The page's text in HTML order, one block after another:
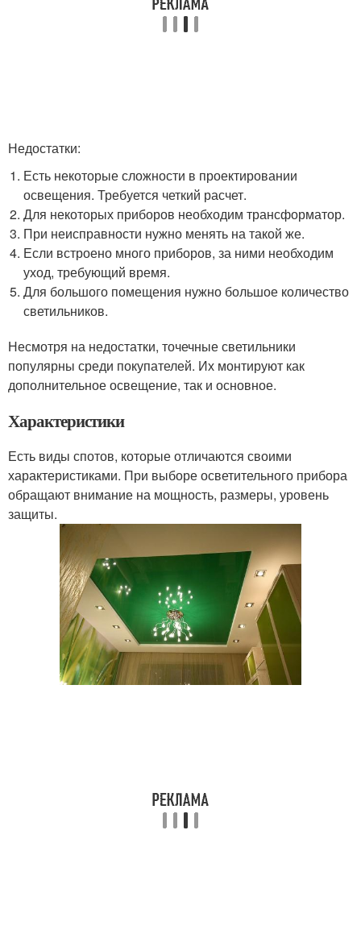
Недостатки:
Есть некоторые сложности в проектировании
освещения. Требуется четкий расчет.
Для некоторых приборов необходим трансформатор.
При неисправности нужно менять на такой же.
Если встроено много приборов, за ними необходим
уход, требующий время.
Для большого помещения нужно большое количество
светильников.
Несмотря на недостатки, точечные светильники
популярны среди покупателей. Их монтируют как
дополнительное освещение, так и основное.
Характеристики
Есть виды спотов, которые отличаются своими
характеристиками. При выборе осветительного прибора
обращают внимание на мощность, размеры, уровень
защиты.